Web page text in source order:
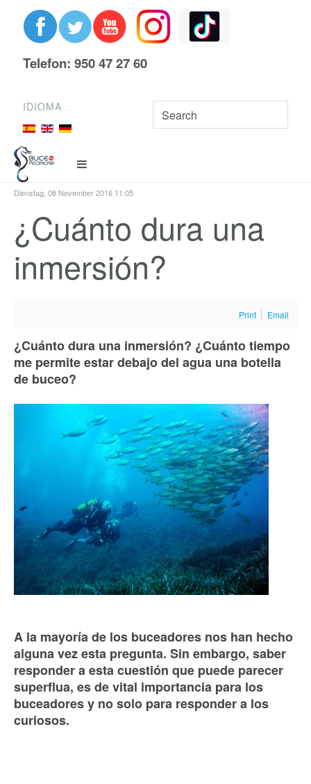
Telefon: 950 47 27 60
IDIOMA
Dienstag, 08 November 2016 11:05
¿Cuánto dura una
inmersión?
Print Email
¿Cuánto dura una inmersión? ¿Cuánto tiempo
me permite estar debajo del agua una botella
de buceo?
A la mayoría de los buceadores nos han hecho
alguna vez esta pregunta. Sin embargo, saber
responder a esta cuestión que puede parecer
superflua, es de vital importancia para los
buceadores y no solo para responder a los
curiosos.